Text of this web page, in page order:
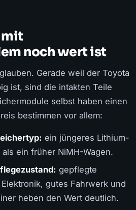
mit
noch wert ist
Gerade weil der Toyota
ist, sind die intakten Teile
selbst haben einen
bestimmen vor allem:
ein jüngeres Lithium-
ein früher NiMH-Wagen.
gepflegte
gutes Fahrwerk und
heben den Wert deutlich.